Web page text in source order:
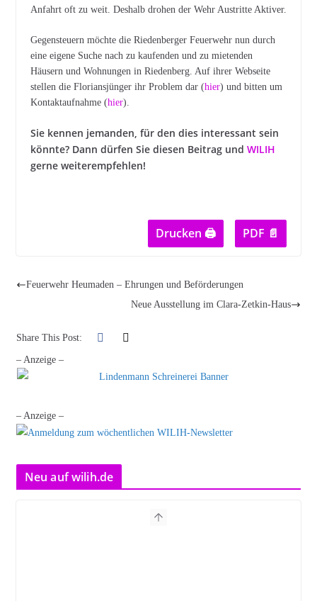
Anfahrt oft zu weit. Deshalb drohen der Wehr Austritte Aktiver.
Gegensteuern möchte die Riedenberger Feuerwehr nun durch
eine eigene Suche nach zu kaufenden und zu mietenden
Häusern und Wohnungen in Riedenberg. Auf ihrer Webseite
stellen die Floriansjünger ihr Problem dar (hier) und bitten um
Kontaktaufnahme (hier).
Sie kennen jemanden, für den dies interessant sein
könnte? Dann dürfen Sie diesen Beitrag und WILIH
gerne weiterempfehlen!
Drucken 🖨 PDF 📄
Feuerwehr Heumaden – Ehrungen und Beförderungen
Neue Ausstellung im Clara-Zetkin-Haus
Share This Post:
– Anzeige –
– Anzeige –
Neu auf wilih.de